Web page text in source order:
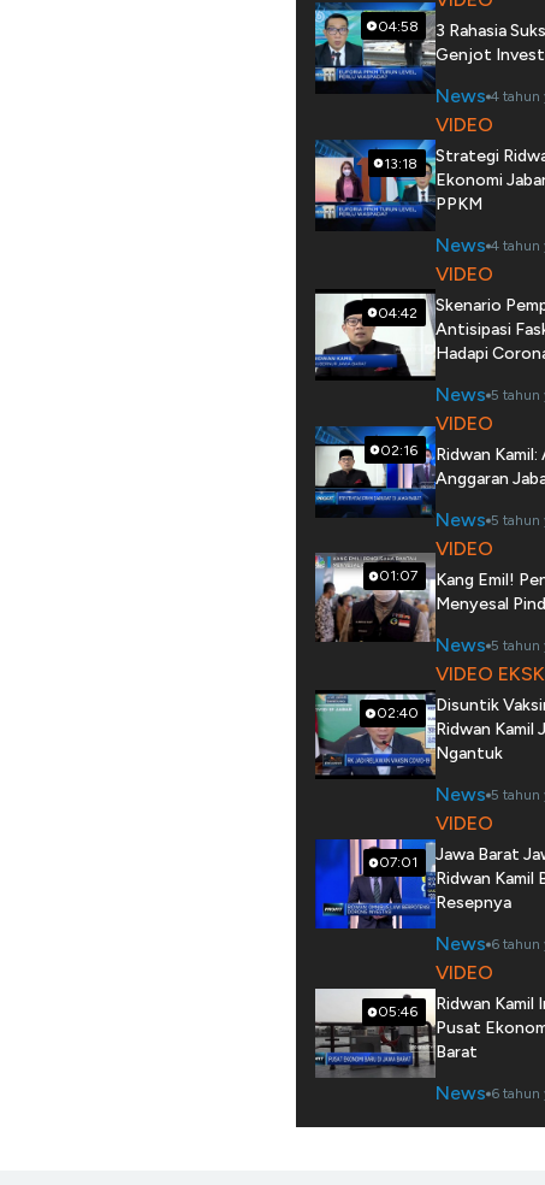
04:58
3 Rahasia
Genjot
News 4 tahun
13:18
VIDEO
Strategi
Ekonomi
PPKM
News 4 tahun
04:42
VIDEO
Skenario
Antisipasi
Hadapi
News 5 tahun
02:16
VIDEO
Ridwan
Anggaran
News 5 tahun
01:07
VIDEO
Kang Emil!
Menyesal
News 5 tahun
02:40
VIDEO
Disuntik
Ridwan Kamil
Ngantuk
News 5 tahun
07:01
VIDEO
Jawa Barat
Ridwan Kamil
Resepnya
News 6 tahun
05:46
VIDEO
Ridwan Kamil
Pusat
Barat
News 6 tahun